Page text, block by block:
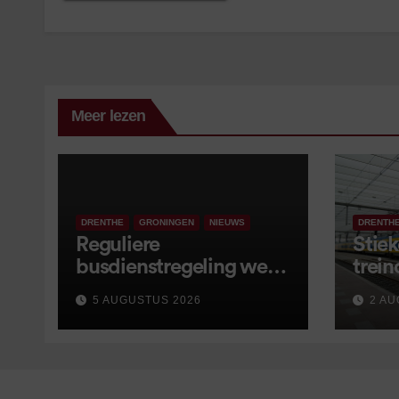
Meer lezen
DRENTHE GRONINGEN NIEUWS
Reguliere
busdienstregeling weer
van start, met kleine
wijzigingen
5 AUGUSTUS 2026 2